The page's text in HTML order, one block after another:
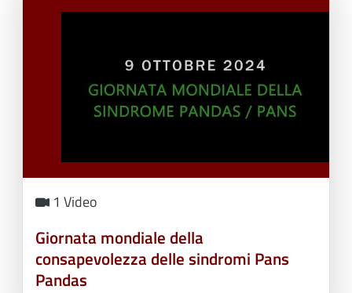
1 Video
Giornata mondiale della
consapevolezza delle sindromi Pans
Pandas